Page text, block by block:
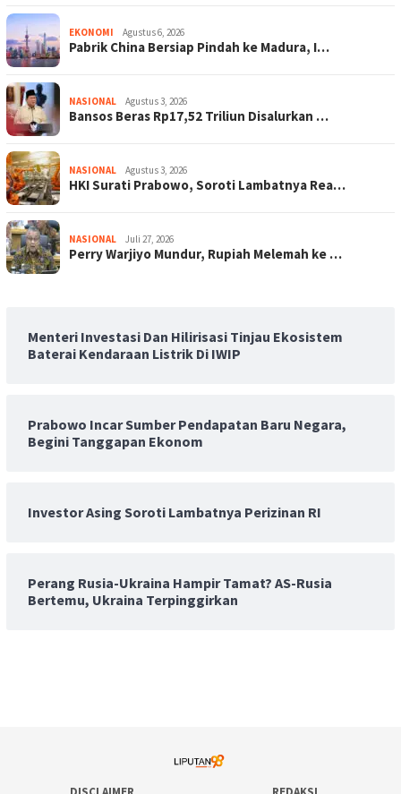
EKONOMI Agustus 6, 2026
Pabrik China Bersiap Pindah ke Madura, I…
NASIONAL Agustus 3, 2026
Bansos Beras Rp17,52 Triliun Disalurkan …
NASIONAL Agustus 3, 2026
HKI Surati Prabowo, Soroti Lambatnya Rea…
NASIONAL Juli 27, 2026
Perry Warjiyo Mundur, Rupiah Melemah ke …
Menteri Investasi Dan Hilirisasi Tinjau Ekosistem
Baterai Kendaraan Listrik Di IWIP
Prabowo Incar Sumber Pendapatan Baru Negara,
Begini Tanggapan Ekonom
Investor Asing Soroti Lambatnya Perizinan RI
Perang Rusia-Ukraina Hampir Tamat? AS-Rusia
Bertemu, Ukraina Terpinggirkan